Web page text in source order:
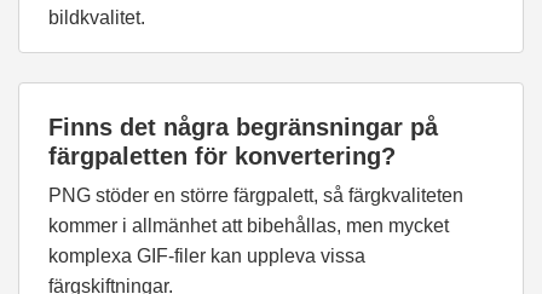
bildkvalitet.
Finns det några begränsningar på
färgpaletten för konvertering?
PNG stöder en större färgpalett, så färgkvaliteten
kommer i allmänhet att bibehållas, men mycket
komplexa GIF-filer kan uppleva vissa
färgskiftningar.